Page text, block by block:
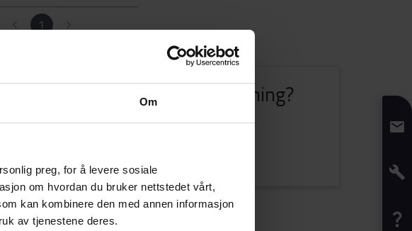
Om
preg, for å levere sosiale
om hvordan du bruker nettstedet vårt,
kan kombinere den med annen informasjon
av tjenestene deres.
1
Trenger du hjelp eller rådgivning?
Vi er her for å hjelpe deg!